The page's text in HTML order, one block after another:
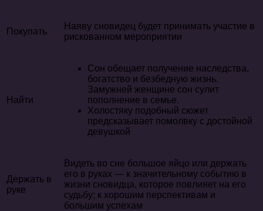
Покупать
Наяву сновидец будет принимать участие в
рискованном мероприятии
Найти
Сон обещает получение наследства,
богатство и безбедную жизнь.
Замужней женщине сон сулит
пополнение в семье.
Холостяку подобный сюжет
предсказывает помолвку с достойной
девушкой
Держать в
руке
Видеть во сне большое яйцо или держать
его в руках — к значительному событию в
жизни сновидца, которое повлияет на его
судьбу; к хорошим перспективам и
большим успехам